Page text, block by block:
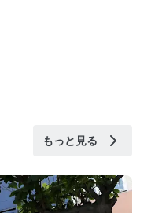
もっと見る